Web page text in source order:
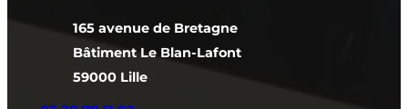
165 avenue de Bretagne
Bâtiment Le Blan-Lafont
59000 Lille